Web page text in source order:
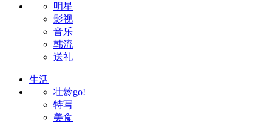
明星
影视
音乐
韩流
送礼
生活
壮龄go!
特写
美食